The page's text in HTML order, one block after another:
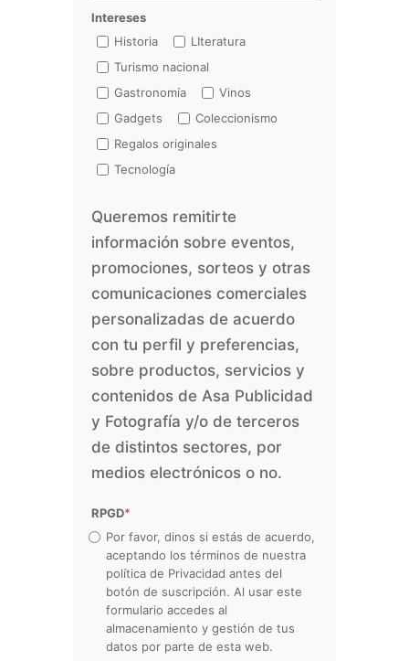
Intereses
Historia
LIteratura
Turismo nacional
Gastronomía
Vinos
Gadgets
Coleccionismo
Regalos originales
Tecnología
Queremos remitirte
información sobre eventos,
promociones, sorteos y otras
comunicaciones comerciales
personalizadas de acuerdo
con tu perfil y preferencias,
sobre productos, servicios y
contenidos de Asa Publicidad
y Fotografía y/o de terceros
de distintos sectores, por
medios electrónicos o no.
RPGD*
Por favor, dinos si estás de acuerdo,
aceptando los términos de nuestra
política de Privacidad antes del
botón de suscripción. Al usar este
formulario accedes al
almacenamiento y gestión de tus
datos por parte de esta web.